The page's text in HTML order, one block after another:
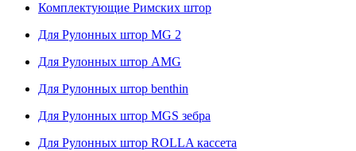
Комплектующие Римских штор
Для Рулонных штор MG 2
Для Рулонных штор AMG
Для Рулонных штор benthin
Для Рулонных штор MGS зебра
Для Рулонных штор ROLLA кассета